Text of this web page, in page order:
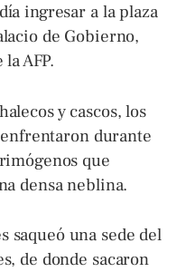
ingresar a la plaza
de Gobierno,
AFP.
y cascos, los
durante
que
densa neblina.
saqueó una sede del
de donde sacaron